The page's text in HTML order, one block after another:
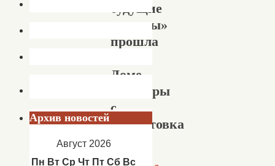
будущие
солдаты»
прошла
Доме
культуры
с.
Сокрутовка
Архив новостей
Август 2026
Пн Вт Ср Чт Пт Сб Вс